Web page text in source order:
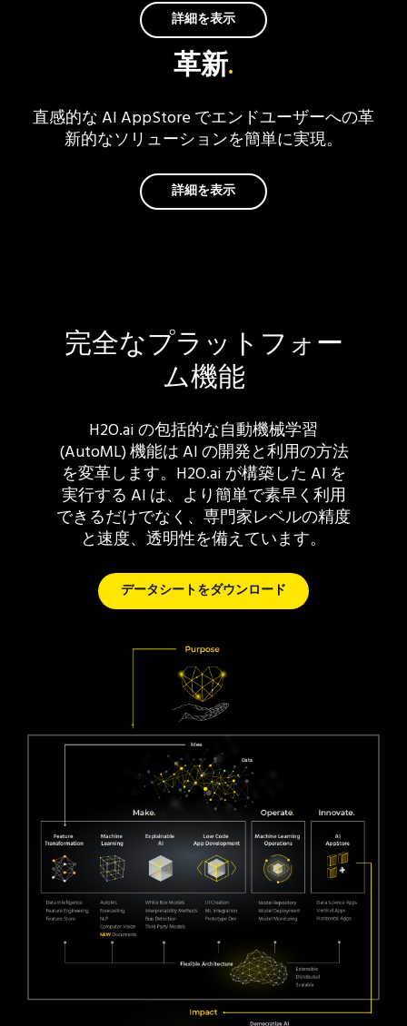
詳細を表示
革新.
直感的な AI AppStore でエンドユーザーへの革
新的なソリューションを簡単に実現。
詳細を表示
完全なプラットフォー
ム機能
H2O.ai の包括的な自動機械学習
(AutoML) 機能は AI の開発と利用の方法
を変革します。H2O.ai が構築した AI を
実行する AI は、より簡単で素早く利用
できるだけでなく、専門家レベルの精度
と速度、透明性を備えています。
データシートをダウンロード